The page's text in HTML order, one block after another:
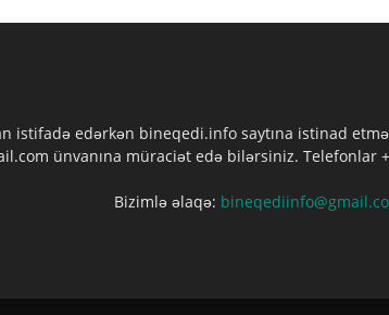
istifadə edərkən bineqedi.info saytına istinad
ünvanına müraciət edə bilərsiniz. Telefonlar
Bizimlə əlaqə: